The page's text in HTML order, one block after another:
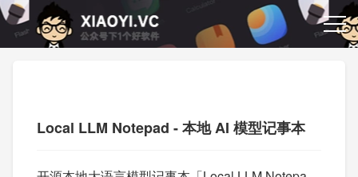
Local LLM Notepad - 本地 AI 模型记事本